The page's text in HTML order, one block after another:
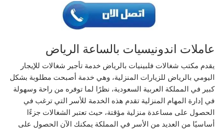
عاملات اندونيسيات بالساعة الرياض
يقدم مكتب شغالات فلبينيات بالرياض خدمة تأجير شغالات للإيجار
اليومي بالرياض للزيارات المنزلية، وهي خدمة أصبحت مطلوبة بشكل
كبير في المملكة العربية السعودية، نظرًا لما توفره من راحة وسهولة
في إدارة المهام المنزلية تقدم هذه الخدمة للأسر التي ترغب في
الحصول على مساعدة منزلية مؤقتة، حيث تعتبر الشغالات جزءًا
أساسيًا من العديد من الأسر في المملكة يمكنك الآن الحصول على